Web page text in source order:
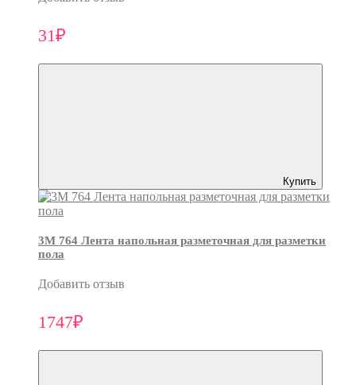
31₽
Купить
3M 764 Лента напольная разметочная для разметки
пола
Добавить отзыв
1747₽